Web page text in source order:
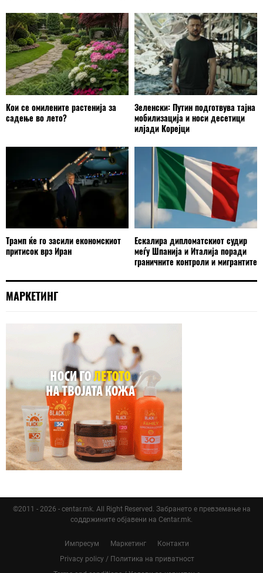
Кои се омилените растенија за
садење во лето?
Зеленски: Путин подготвува тајна
мобилизација и носи десетици
илјади Корејци
Трамп ќе го засили економскиот
притисок врз Иран
Ескалира дипломатскиот судир
меѓу Шпанија и Италија поради
граничните контроли и мигрантите
МАРКЕТИНГ
©2011 - 2026 - centar.mk. All Right Reserved. Забрането е превземање на
соддржините објавени на Centar.mk.
Импресум Маркетинг
Контакти
Privacy policy / Политика на приватност